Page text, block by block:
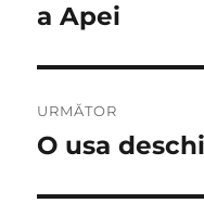
articole
anterior:
a Apei
URMĂTOR
Articolul
O usa